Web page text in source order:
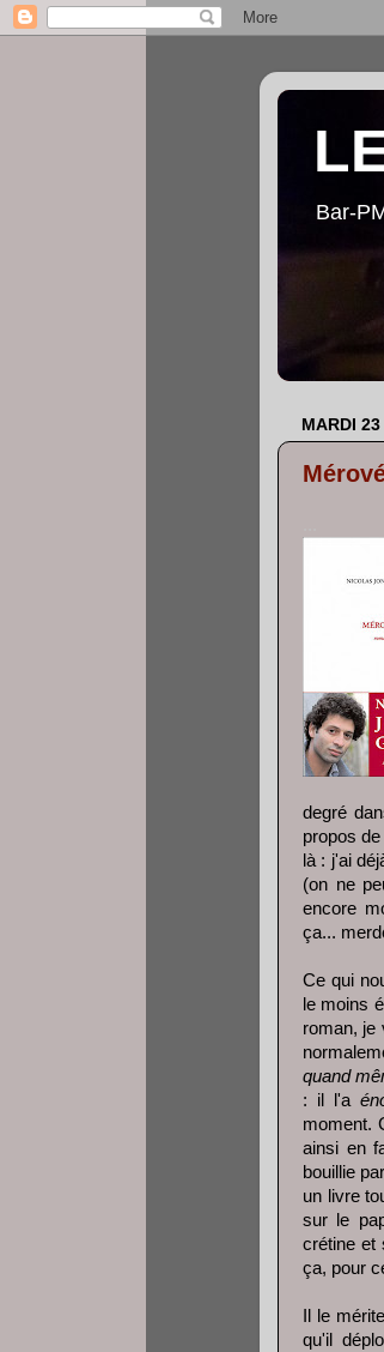
Bar-
MARDI
degré
propos
là : j'ai
(on ne
encore
ça...
Ce qui
le moins
roman, je
quand
: il l'a
moment.
ainsi en
bouillie
un livre
sur le
crétine et
ça, pour
Il le
qu'il